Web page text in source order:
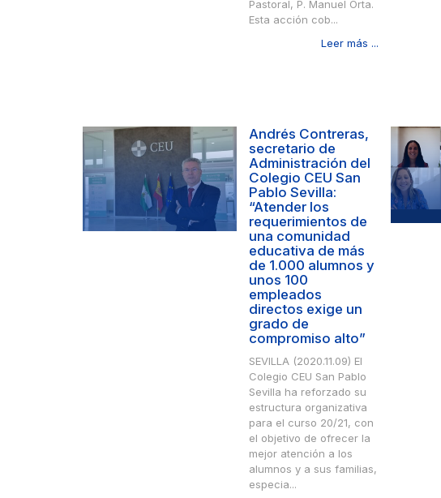
Pastoral, P. Manuel Orta.
Esta acción cob...
Leer más ...
Andrés Contreras,
secretario de
Administración del
Colegio CEU San
Pablo Sevilla:
“Atender los
requerimientos de
una comunidad
educativa de más
de 1.000 alumnos y
unos 100
empleados
directos exige un
grado de
compromiso alto”
SEVILLA (2020.11.09) El
Colegio CEU San Pablo
Sevilla ha reforzado su
estructura organizativa
para el curso 20/21, con
el objetivo de ofrecer la
mejor atención a los
alumnos y a sus familias,
especia...